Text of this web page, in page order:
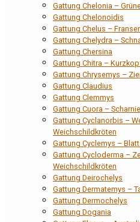
Gattung Chelonia –
Gattung Chelonoidis
Gattung Chelus –
Gattung Chelydra –
Gattung Chersina
Gattung Chitra –
Gattung Chrysemys –
Gattung Claudius
Gattung Clemmys
Gattung Cuora –
Gattung Cyclanorbis –
Weichschildkröten
Gattung Cyclemys –
Gattung Cycloderma –
Weichschildkröten
Gattung Deirochelys
Gattung Dermatemys –
Gattung Dermochelys
Gattung Dogania